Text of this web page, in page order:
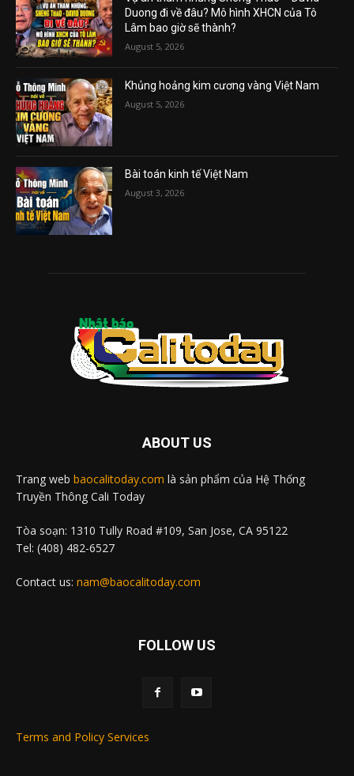
Duong đi về đâu? Mô hình XHCN của Tô
Lâm bao giờ sẽ thành?
August 5, 2026
Khủng hoảng kim cương vàng Việt Nam
August 5, 2026
Bài toán kinh tế Việt Nam
August 3, 2026
ABOUT US
Trang web baocalitoday.com là sản phẩm của Hệ Thống
Truyền Thông Cali Today
Tòa soạn: 1310 Tully Road #109, San Jose, CA 95122
Tel: (408) 482-6527
Contact us: nam@baocalitoday.com
FOLLOW US
Terms and Policy Services